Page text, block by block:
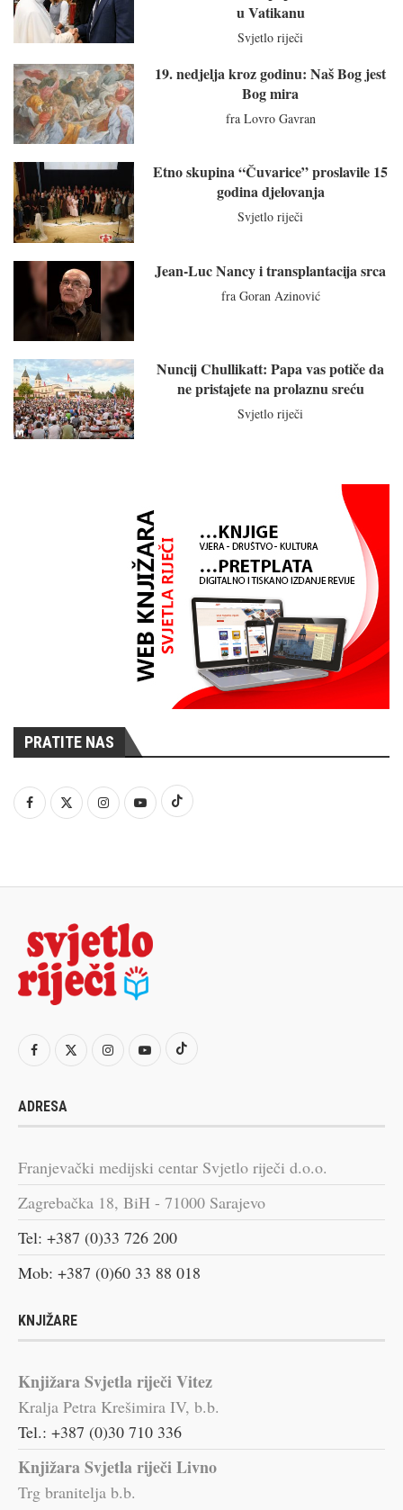
u Vatikanu
Svjetlo riječi
19. nedjelja kroz godinu: Naš Bog jest
Bog mira
fra Lovro Gavran
Etno skupina “Čuvarice” proslavile 15
godina djelovanja
Svjetlo riječi
Jean-Luc Nancy i transplantacija srca
fra Goran Azinović
Nuncij Chullikatt: Papa vas potiče da
ne pristajete na prolaznu sreću
Svjetlo riječi
PRATITE NAS
ADRESA
Franjevački medijski centar Svjetlo riječi d.o.o.
Zagrebačka 18, BiH - 71000 Sarajevo
Tel: +387 (0)33 726 200
Mob: +387 (0)60 33 88 018
KNJIŽARE
Knjižara Svjetla riječi Vitez
Kralja Petra Krešimira IV, b.b.
Tel.: +387 (0)30 710 336
Knjižara Svjetla riječi Livno
Trg branitelja b.b.